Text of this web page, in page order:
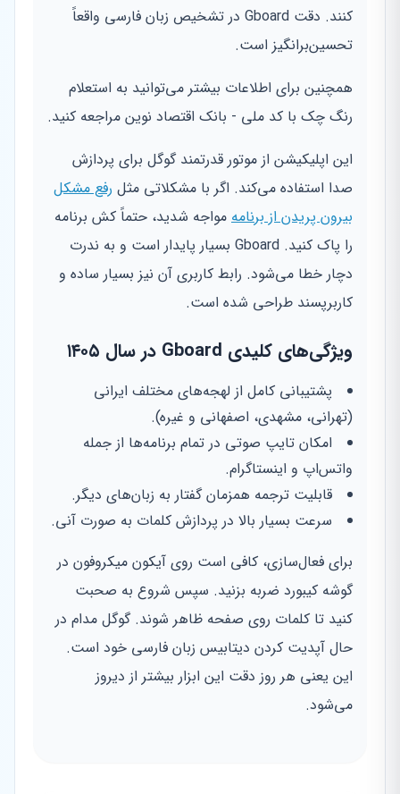
کنند. دقت Gboard در تشخیص زبان فارسی واقعاً
تحسین‌برانگیز است.
همچنین برای اطلاعات بیشتر می‌توانید به استعلام
رنگ چک با کد ملی - بانک اقتصاد نوین مراجعه کنید.
این اپلیکیشن از موتور قدرتمند گوگل برای پردازش
صدا استفاده می‌کند. اگر با مشکلاتی مثل رفع مشکل
بیرون پریدن از برنامه مواجه شدید، حتماً کش برنامه
را پاک کنید. Gboard بسیار پایدار است و به ندرت
دچار خطا می‌شود. رابط کاربری آن نیز بسیار ساده و
کاربرپسند طراحی شده است.
ویژگی‌های کلیدی Gboard در سال ۱۴۰۵
پشتیبانی کامل از لهجه‌های مختلف ایرانی
(تهرانی، مشهدی، اصفهانی و غیره).
امکان تایپ صوتی در تمام برنامه‌ها از جمله
واتس‌اپ و اینستاگرام.
قابلیت ترجمه همزمان گفتار به زبان‌های دیگر.
سرعت بسیار بالا در پردازش کلمات به صورت آنی.
برای فعال‌سازی، کافی است روی آیکون میکروفون در
گوشه کیبورد ضربه بزنید. سپس شروع به صحبت
کنید تا کلمات روی صفحه ظاهر شوند. گوگل مدام در
حال آپدیت کردن دیتابیس زبان فارسی خود است.
این یعنی هر روز دقت این ابزار بیشتر از دیروز
می‌شود.